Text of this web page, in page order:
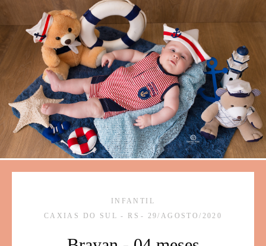
INFANTIL
CAXIAS DO SUL - RS
29/AGOSTO/2020